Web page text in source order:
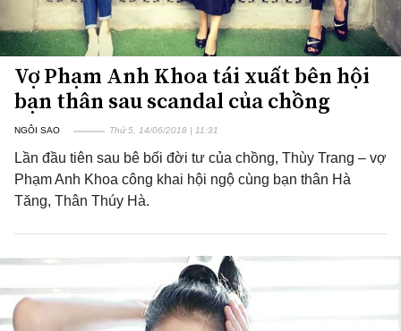
Vợ Phạm Anh Khoa tái xuất bên hội
bạn thân sau scandal của chồng
NGÔI SAO Thứ 5, 14/06/2018 | 11:31
Lần đầu tiên sau bê bối đời tư của chồng, Thùy Trang – vợ
Phạm Anh Khoa công khai hội ngộ cùng bạn thân Hà
Tăng, Thân Thúy Hà.